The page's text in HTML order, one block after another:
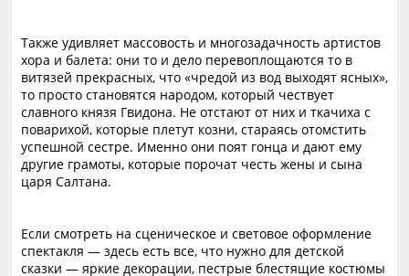
‎Также удивляет массовость и многозадачность артистов
хора и балета: они то и дело перевоплощаются то в
витязей прекрасных, что «чредой из вод выходят ясных»,
то просто становятся народом, который чествует
славного князя Гвидона. Не отстают от них и ткачиха с
поварихой, которые плетут козни, стараясь отомстить
успешной сестре. Именно они поят гонца и дают ему
другие грамоты, которые порочат честь жены и сына
царя Салтана.
‎Если смотреть на сценическое и световое оформление
спектакля — здесь есть все, что нужно для детской
сказки — яркие декорации, пестрые блестящие костюмы